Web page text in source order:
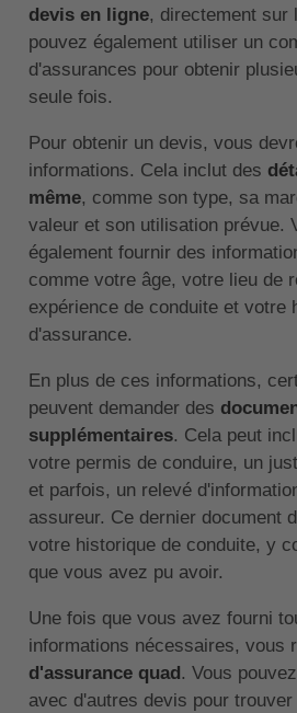
devis en ligne, directement sur
pouvez également utiliser un
d'assurances pour obtenir
seule fois.
Pour obtenir un devis, vous
informations. Cela inclut des
même, comme son type, sa
valeur et son utilisation prévue.
également fournir des
comme votre âge, votre lieu de
expérience de conduite et votre
d'assurance.
En plus de ces informations,
peuvent demander des
supplémentaires. Cela peut
votre permis de conduire, un
et parfois, un relevé
assureur. Ce dernier document
votre historique de conduite, y
que vous avez pu avoir.
Une fois que vous avez fourni
informations nécessaires, vous
d'assurance quad . Vous
avec d'autres devis pour